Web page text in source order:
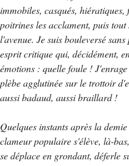
immobiles, casqués,
poitrines les acclament, puis
l'avenue. Je suis bouleversé
esprit critique qui, décidément,
émotions : quelle foule !
plèbe agglutinée sur le trottoir
aussi badaud, aussi braillard !
Quelques instants après la
clameur populaire s'élève, là-
se déplace en grondant, déferle